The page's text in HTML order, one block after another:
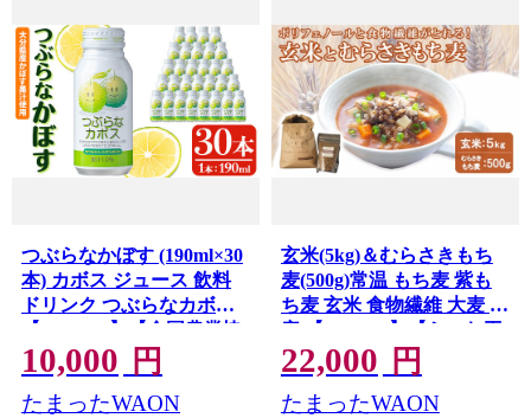
つぶらなかぼす (190ml×30
本) カボス ジュース 飲料
ドリンク つぶらなカボス
【opng012】【全国農業協
同組合連合会 大分県本
部】
10,000 円
たまったWAON
玄米(5kg)＆むらさきもち
麦(500g)常温 もち麦 紫も
ち麦 玄米 食物繊維 大麦 国
産 【opas004】【らいむ工
房】
22,000 円
たまったWAON